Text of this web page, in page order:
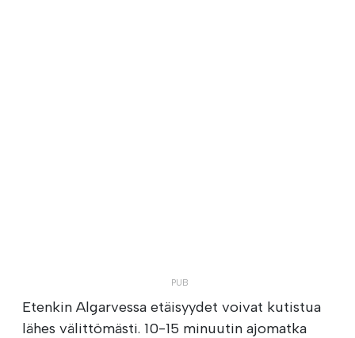
Etenkin Algarvessa etäisyydet voivat kutistua
lähes välittömästi. 10-15 minuutin ajomatka